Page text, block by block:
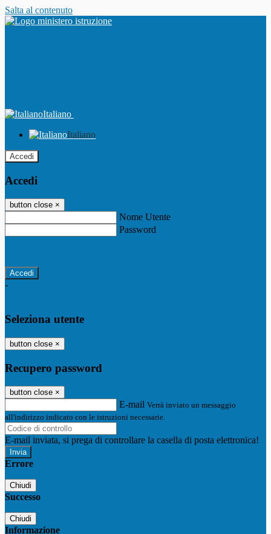
Salta al contenuto
Italiano
Italiano
Accedi
Accedi
button close ×
Nome Utente
Password
-
Seleziona utente
button close ×
Recupero password
button close ×
E-mail Verrà inviato un messaggio
all'indirizzo indicato con le istruzioni necessarie.
E-mail inviata, si prega di controllare la casella di posta elettronica!
Errore
Chiudi
Successo
Chiudi
Informazione